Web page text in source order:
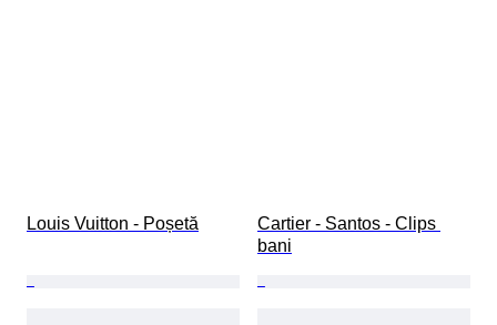
Louis Vuitton - Poșetă
Cartier - Santos - Clips
bani